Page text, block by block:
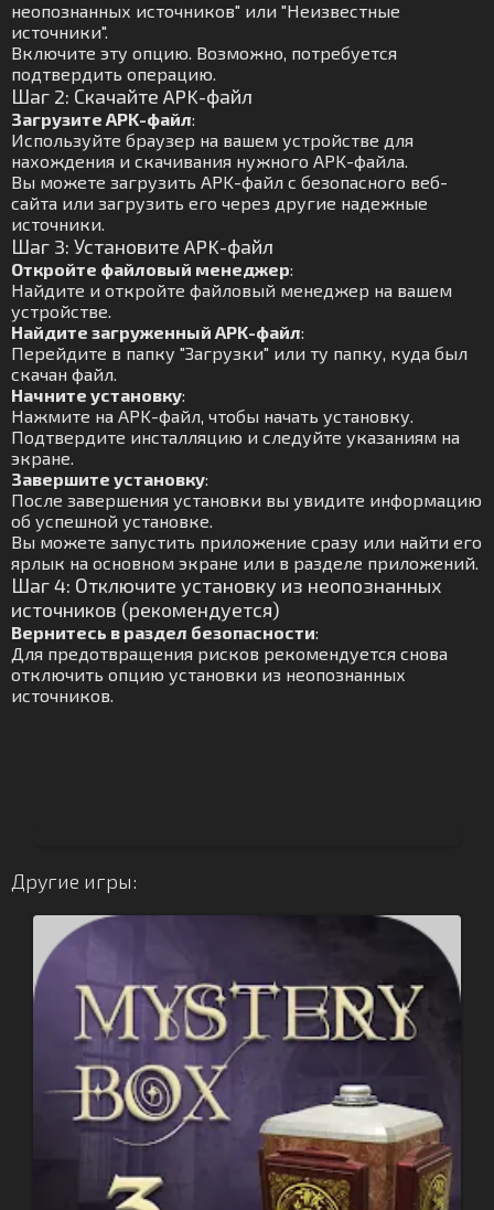
неопознанных источников" или "Неизвестные
источники".
Включите эту опцию. Возможно, потребуется
подтвердить операцию.
Шаг 2: Скачайте APK-файл
Загрузите APK-файл:
Используйте браузер на вашем устройстве для
нахождения и скачивания нужного APK-файла.
Вы можете загрузить APK-файл с безопасного веб-
сайта или загрузить его через другие надежные
источники.
Шаг 3: Установите APK-файл
Откройте файловый менеджер:
Найдите и откройте файловый менеджер на вашем
устройстве.
Найдите загруженный APK-файл:
Перейдите в папку "Загрузки" или ту папку, куда был
скачан файл.
Начните установку:
Нажмите на APK-файл, чтобы начать установку.
Подтвердите инсталляцию и следуйте указаниям на
экране.
Завершите установку:
После завершения установки вы увидите информацию
об успешной установке.
Вы можете запустить приложение сразу или найти его
ярлык на основном экране или в разделе приложений.
Шаг 4: Отключите установку из неопознанных
источников (рекомендуется)
Вернитесь в раздел безопасности:
Для предотвращения рисков рекомендуется снова
отключить опцию установки из неопознанных
источников.
Другие игры: